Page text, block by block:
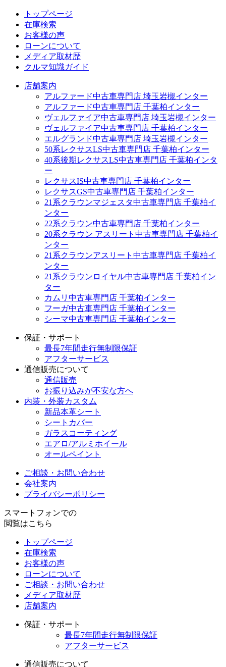
トップページ
在庫検索
お客様の声
ローンについて
メディア取材歴
クルマ知識ガイド
店舗案内
アルファード中古車専門店 埼玉岩槻インター
アルファード中古車専門店 千葉柏インター
ヴェルファイア中古車専門店 埼玉岩槻インター
ヴェルファイア中古車専門店 千葉柏インター
エルグランド中古車専門店 埼玉岩槻インター
50系レクサスLS中古車専門店 千葉柏インター
40系後期レクサスLS中古車専門店 千葉柏インタ
ー
レクサスIS中古車専門店 千葉柏インター
レクサスGS中古車専門店 千葉柏インター
21系クラウンマジェスタ中古車専門店 千葉柏イ
ンター
22系クラウン中古車専門店 千葉柏インター
20系クラウン アスリート中古車専門店 千葉柏イ
ンター
21系クラウンアスリート中古車専門店 千葉柏イ
ンター
21系クラウンロイヤル中古車専門店 千葉柏イン
ター
カムリ中古車専門店 千葉柏インター
フーガ中古車専門店 千葉柏インター
シーマ中古車専門店 千葉柏インター
保証・サポート
最長7年間走行無制限保証
アフターサービス
通信販売について
通信販売
お振り込みが不安な方へ
内装・外装カスタム
新品本革シート
シートカバー
ガラスコーティング
エアロ/アルミホイール
オールペイント
ご相談・お問い合わせ
会社案内
プライバシーポリシー
スマートフォンでの
閲覧はこちら
トップページ
在庫検索
お客様の声
ローンについて
ご相談・お問い合わせ
メディア取材歴
店舗案内
保証・サポート
最長7年間走行無制限保証
アフターサービス
通信販売について